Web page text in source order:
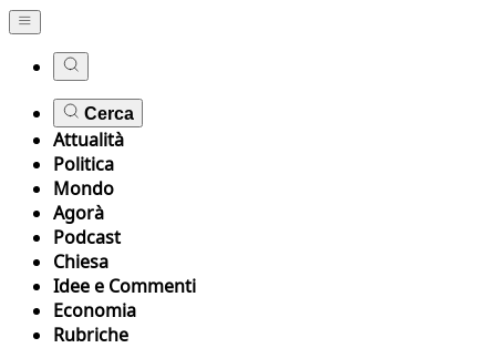
Cerca
Attualità
Politica
Mondo
Agorà
Podcast
Chiesa
Idee e Commenti
Economia
Rubriche